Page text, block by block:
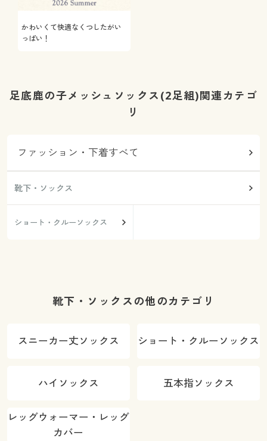
かわいくて快適なくつしたがい
っぱい！
足底鹿の子メッシュソックス(2足組)関連カテゴ
リ
ファッション・下着すべて
靴下・ソックス
ショート・クルーソックス
靴下・ソックスの他のカテゴリ
スニーカー丈ソックス ショート・クルーソックス
ハイソックス 五本指ソックス
レッグウォーマー・レッグ
カバー